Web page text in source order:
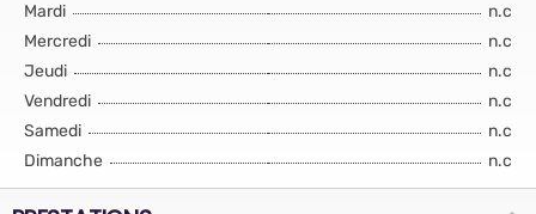
Mardi
n.c
Mercredi
n.c
Jeudi
n.c
Vendredi
n.c
Samedi
n.c
Dimanche
n.c